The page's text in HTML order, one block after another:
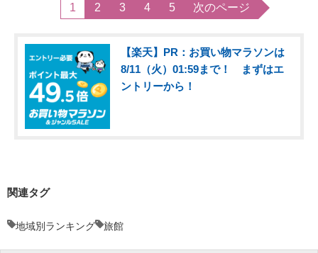
1 2 3 4 5 次のページ
【楽天】PR：お買い物マラソンは
8/11（火）01:59まで！ まずはエ
ントリーから！
関連タグ
地域別ランキング 旅館